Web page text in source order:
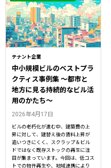
テナント企業
中小規模ビルのベストプラ
クティス事例集 ～都市と
地方に見る持続的なビル活
用のかたち～
2026年4月17日
ビルの老朽化が進む中、建築費の上
昇に対して、建替え後の賃料上昇が
追いつきにくく、スクラップ＆ビル
ドではなく既存ストックの再生に注
目が集まっています。今回は、低コス
トでの物件再生や、地域連携により